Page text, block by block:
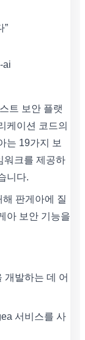
”
ai
트 보안 플랫
케이션 코드의
는 19가지 보
워크를 제공하
니다.
판게아에 질
아 보안 기능을
개발하는 데 어
서비스를 사